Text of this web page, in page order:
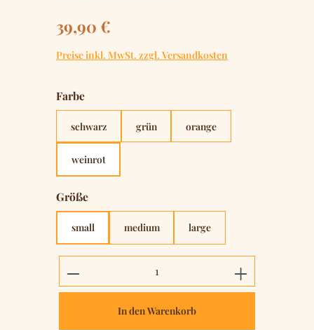
Regulärer Preis:
39,90 €
Preise inkl. MwSt. zzgl. Versandkosten
Farbeauswählen
schwarz grün orange
weinrot
Größeauswählen
small medium large
Produkt Anzahl: Gib den
In den Warenkorb